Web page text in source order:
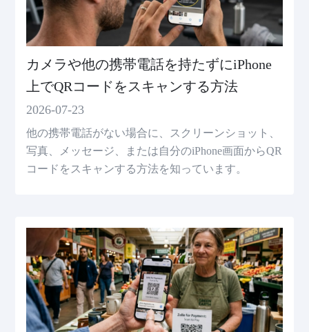
カメラや他の携帯電話を持たずにiPhone
上でQRコードをスキャンする方法
2026-07-23
他の携帯電話がない場合に、スクリーンショット、
写真、メッセージ、または自分のiPhone画面からQR
コードをスキャンする方法を知っています。